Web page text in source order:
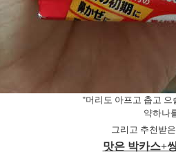
"머리도 아프고 춥고
약하나
그리고 추천받
맛은 박카스+